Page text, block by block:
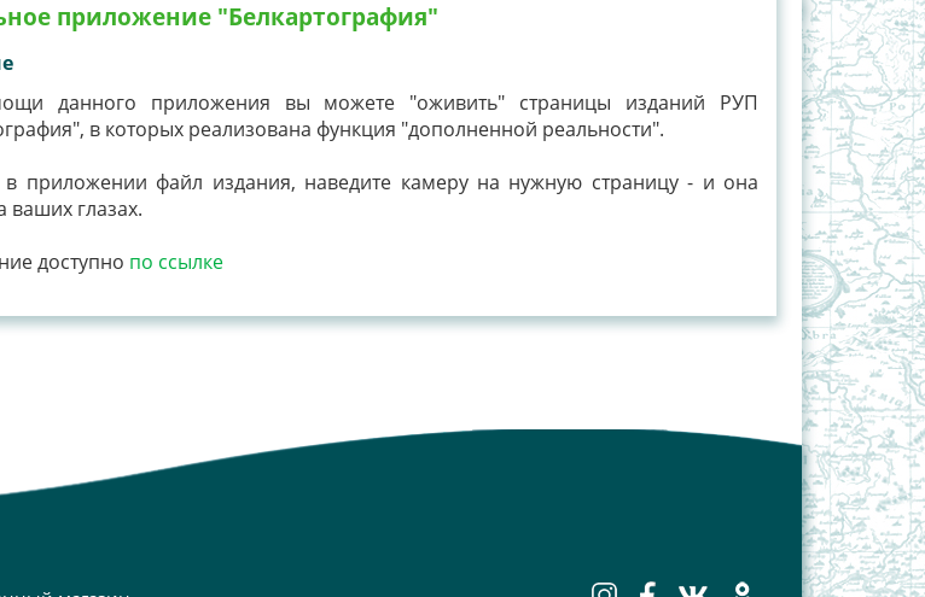
приложение "Белкартография"
данного приложения вы можете "оживить" страницы изданий РУП
в которых реализована функция "дополненной реальности".
в приложении файл издания, наведите камеру на нужную страницу - и она
ваших глазах.
доступно по ссылке